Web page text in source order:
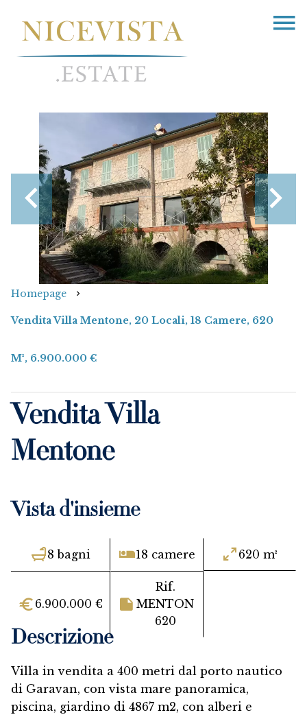
Homepage
Vendita Villa Mentone, 20 Locali, 18 Camere, 620
M², 6.900.000 €
Vendita Villa
Mentone
Vista d'insieme
8 bagni 18 camere 620 m²
6.900.000 €
Rif.
MENTON
620
Descrizione
Villa in vendita a 400 metri dal porto nautico
di Garavan, con vista mare panoramica,
piscina, giardino di 4867 m2, con alberi e